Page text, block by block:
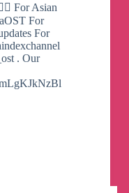
For Asian
For
For
. Our